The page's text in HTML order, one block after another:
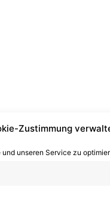
Zustimmung
unseren Service zu